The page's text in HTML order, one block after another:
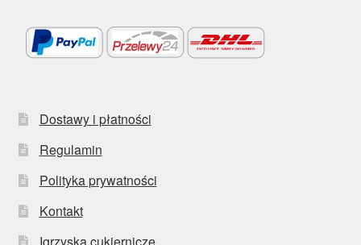
Dostawy i płatności
Regulamin
Polityka prywatności
Kontakt
Igrzyska cukiernicze